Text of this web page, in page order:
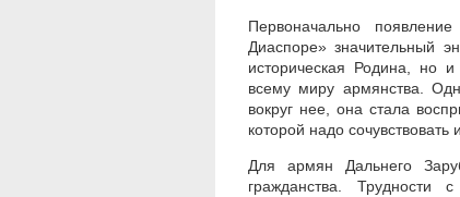
Первоначально
Диаспоре» значительный
историческая Родина, но
всему миру армянства.
вокруг нее, она стала
которой надо
Для армян Дальнего
гражданства. Трудности